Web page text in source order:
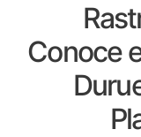
Conoce